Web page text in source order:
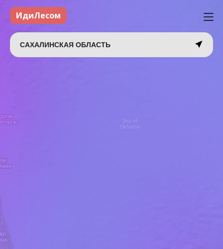
ИдиЛесом
САХАЛИНСКАЯ ОБЛАСТЬ